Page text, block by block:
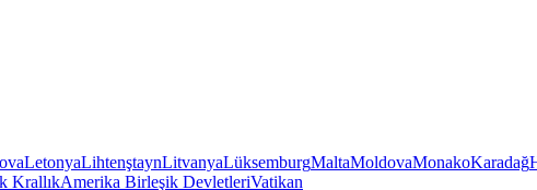
LetonyaLihtenştaynLitvanyaLüksemburgMaltaMoldovaMonakoKaradağ
KrallıkAmerika Birleşik DevletleriVatikan